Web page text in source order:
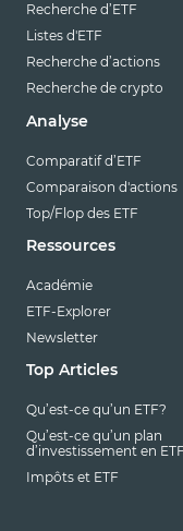
Recherche d’ETF
Listes d'ETF
Recherche d’actions
Recherche de crypto
Analyse
Comparatif d’ETF
Comparaison d'actions
Top/Flop des ETF
Ressources
Académie
ETF-Explorer
Newsletter
Top Articles
Qu’est-ce qu’un ETF?
Qu’est-ce qu’un plan
d’investissement en
Impôts et ETF